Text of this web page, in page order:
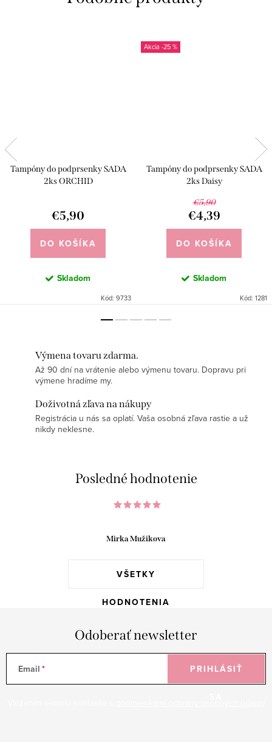
Tampóny do podprsenky SADA
2ks ORCHID
€5,90
DO KOŠÍKA
Skladom
Kód: 9733
-25 %
Tampóny do podprsenky SADA
2ks Daisy
€5,90
€4,39
DO KOŠÍKA
Skladom
Kód: 1281
Výmena tovaru zdarma.
Až 90 dní na vrátenie alebo výmenu tovaru. Dopravu pri
výmene hradíme my.
Doživotná zľava na nákupy
Registrácia u nás sa oplatí. Vaša osobná zľava rastie a už
nikdy neklesne.
Posledné hodnotenie
VŠETKY
HODNOTENIA
Mirka Mužikova
Odoberať newsletter
Email PRIHLÁSIŤ